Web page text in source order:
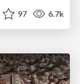
97 6.7k